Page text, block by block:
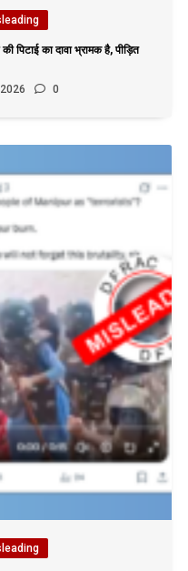
पिटाई का दावा भ्रामक है, पीड़ित
0